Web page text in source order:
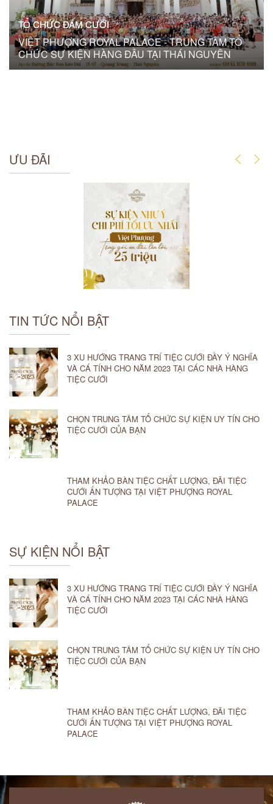
TỔ CHỨC ĐÁM CƯỚI
VIỆT PHƯỢNG ROYAL PALACE - TRUNG TÂM TỔ
CHỨC SỰ KIỆN HÀNG ĐẦU TẠI THÁI NGUYÊN
ƯU ĐÃI
TIN TỨC NỔI BẬT
3 XU HƯỚNG TRANG TRÍ TIỆC CƯỚI ĐẦY Ý NGHĨA
VÀ CÁ TÍNH CHO NĂM 2023 TẠI CÁC NHÀ HÀNG
TIỆC CƯỚI
CHỌN TRUNG TÂM TỔ CHỨC SỰ KIỆN UY TÍN CHO
TIỆC CƯỚI CỦA BẠN
THAM KHẢO BÀN TIỆC CHẤT LƯỢNG, ĐÃI TIỆC
CƯỚI ẤN TƯỢNG TẠI VIỆT PHƯỢNG ROYAL
PALACE
SỰ KIỆN NỔI BẬT
3 XU HƯỚNG TRANG TRÍ TIỆC CƯỚI ĐẦY Ý NGHĨA
VÀ CÁ TÍNH CHO NĂM 2023 TẠI CÁC NHÀ HÀNG
TIỆC CƯỚI
CHỌN TRUNG TÂM TỔ CHỨC SỰ KIỆN UY TÍN CHO
TIỆC CƯỚI CỦA BẠN
THAM KHẢO BÀN TIỆC CHẤT LƯỢNG, ĐÃI TIỆC
CƯỚI ẤN TƯỢNG TẠI VIỆT PHƯỢNG ROYAL
PALACE